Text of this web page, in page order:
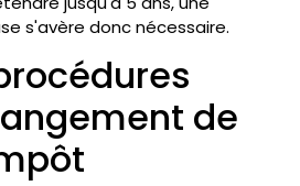
s'avère donc nécessaire.
de